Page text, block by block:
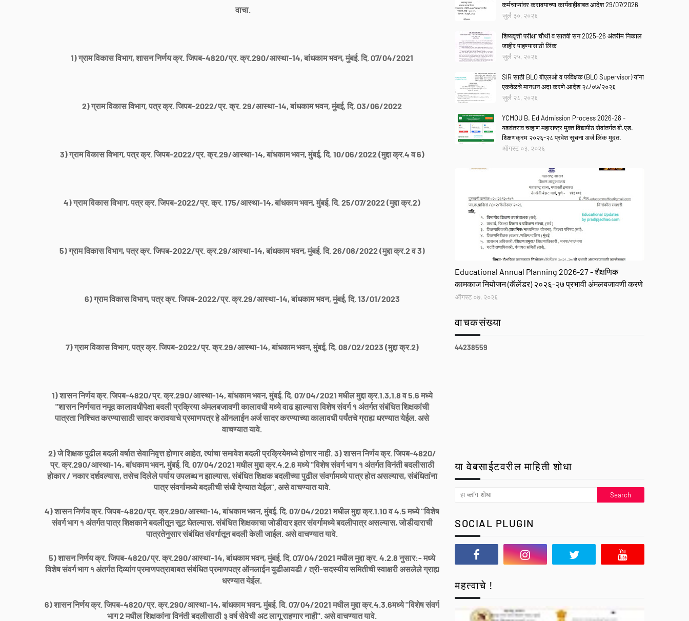
वाचा.
1) ग्राम विकास विभाग, शासन निर्णय क्र. जिपब-4820/प्र. क्र.290/आस्था-14, बांधकाम भवन, मुंबई. दि. 07/04/2021
2) ग्राम विकास विभाग, पत्र क्र. जिपब-2022/प्र. क्र. 29/आस्था-14, बांधकाम भवन, मुंबई, दि. 03/06/2022
3) ग्राम विकास विभाग, पत्र क्र. जिपब-2022/प्र. क्र.29/आस्था-14, बांधकाम भवन, मुंबई, दि. 10/06/2022 (मुद्दा क्र.4 व 6)
4) ग्राम विकास विभाग, पत्र क्र. जिपब-2022/प्र. क्र. 175/आस्था-14, बांधकाम भवन, मुंबई. दि. 25/07/2022 (मुद्दा क्र.2)
5) ग्राम विकास विभाग, पत्र क्र. जिपब-2022/प्र. क्र.29/आस्था-14, बांधकाम भवन, मुंबई. दि. 26/08/2022 (मुद्दा क्र.2 व 3)
6) ग्राम विकास विभाग, पत्र क्र. जिपब-2022/प्र. क्र.29/आस्था-14, बांधकाम भवन, मुंबई, दि. 13/01/2023
7) ग्राम विकास विभाग, पत्र क्र. जिपब-2022/प्र. क्र.29/आस्था-14, बांधकाम भवन, मुंबई, दि. 08/02/2023 (मुद्दा क्र.2)
1) शासन निर्णय क्र. जिपब-4820/प्र. क्र.290/आस्था-14, बांधकाम भवन, मुंबई. दि. 07/04/2021 मधील मुद्दा क्र.1.3,1.8 व 5.6 मध्ये
"शासन निर्णयात नमूद कालावधीपेक्षा बदली प्रक्रिया अंमलबजावणी कालावधी मध्ये वाढ झाल्यास विशेष संवर्ग १ अंतर्गत संबंधित शिक्षकांची
पात्रता निश्चित करण्यासाठी सादर करावयाचे प्रमाणपत्र हे ऑनलाईन अर्ज सादर करण्याच्या कालावधी पर्यंतचे ग्राह्य धरण्यात येईल. असे
वाचण्यात यावे.
2) जे शिक्षक पुढील बदली वर्षात सेवानिवृत्त होणार आहेत, त्यांचा समावेश बदली प्रक्रियेमध्ये होणार नाही. 3) शासन निर्णय क्र. जिपब-4820/
प्र. क्र.290/आस्था-14, बांधकाम भवन, मुंबई. दि. 07/04/2021 मधील मुद्दा क्र.4.2.6 मध्ये "विशेष संवर्ग भाग १ अंतर्गत विनंती बदलीसाठी
होकार / नकार दर्शवल्यास, तसेच दिलेले पर्याय उपलब्ध न झाल्यास, संबंधित शिक्षक बदलीच्या पुढील संवर्गामध्ये पात्र होत असल्यास, संबंधितांना
पात्र संवर्गामध्ये बदलीची संधी देण्यात येईल", असे वाचण्यात यावे.
4) शासन निर्णय क्र. जिपब-4820/प्र. क्र.290/आस्था-14, बांधकाम भवन, मुंबई. दि. 07/04/2021 मधील मुद्दा क्र.1.10 व 4.5 मध्ये "विशेष
संवर्ग भाग १ अंतर्गत पात्र शिक्षकाने बदलीतून सूट घेतल्यास, संबंधित शिक्षकाचा जोडीदार इतर संवर्गामध्ये बदलीपात्र असल्यास, जोडीदाराची
पात्रतेनुसार संबंधित संवर्गातून बदली केली जाईल. असे वाचण्यात यावे.
5) शासन निर्णय क्र. जिपब-4820/प्र. क्र.290/आस्था-14, बांधकाम भवन, मुंबई. दि. 07/04/2021 मधील मुद्दा क्र. 4.2.8 नुसार:- मध्ये
विशेष संवर्ग भाग १ अंतर्गत दिव्यांग प्रमाणपत्राबाबत संबंधित प्रमाणपत्र ऑनलाईन युडीआयडी / त्री-सदस्यीय समितीची स्वाक्षरी असलेले ग्राह्य
धरण्यात येईल.
6) शासन निर्णय क्र. जिपब-4820/प्र. क्र.290/आस्था-14, बांधकाम भवन, मुंबई. दि. 07/04/2021 मधील मुद्दा क्र.4.3.6मध्ये "विशेष संवर्ग
भाग 2 मधील शिक्षकांना विनंती बदलीसाठी ३ वर्ष सेवेची अट लागू राहणार नाही". असे वाचण्यात यावे.
कर्मचाऱ्यांवर करावयाच्या कार्यवाहीबाबत आदेश 29/07/2026
जुलै ३०, २०२६
शिष्यवृत्ती परीक्षा चौथी व सातवी सन 2025-26 अंतरीम निकाल
जाहीर पाहण्यासाठी लिंक
जुलै २५, २०२६
SIR साठी BLO बीएलओ व पर्यवेक्षक (BLO Supervisor) यांना
एकवेळचे मानधन अदा करणे आदेश २८/०७/२०२६
जुलै २८, २०२६
YCMOU B. Ed Admission Process 2026-28 -
यशवंतराव चव्हाण महाराष्ट्र मुक्त विद्यापीठ सेवांतर्गत बी.एड.
शिक्षणक्रम २०२६-२८ प्रवेश सूचना अर्ज लिंक मुदत.
ऑगस्ट ०३, २०२६
Educational Annual Planning 2026-27 - शैक्षणिक
कामकाज नियोजन (कॅलेंडर) २०२६-२७ प्रभावी अंमलबजावणी करणे
ऑगस्ट ०७, २०२६
वाचकसंख्या
44238559
या वेबसाईटवरील माहिती शोधा
SOCIAL PLUGIN
महत्वाचे !